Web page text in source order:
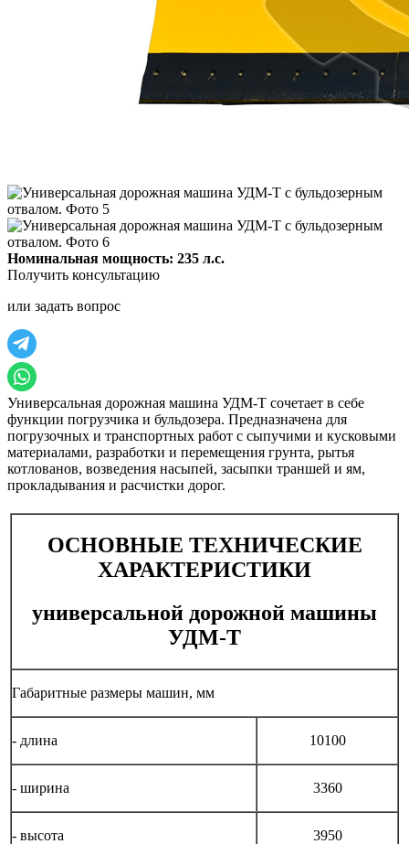
Номинальная мощность: 235 л.с.
Получить консультацию
или задать вопрос
Универсальная дорожная машина УДМ-Т сочетает в себе
функции погрузчика и бульдозера. Предназначена для
погрузочных и транспортных работ с сыпучими и кусковыми
материалами, разработки и перемещения грунта, рытья
котлованов, возведения насыпей, засыпки траншей и ям,
прокладывания и расчистки дорог.
ОСНОВНЫЕ ТЕХНИЧЕСКИЕ
ХАРАКТЕРИСТИКИ
универсальной дорожной машины
УДМ-Т
Габаритные размеры машин, мм
- длина 10100
- ширина 3360
- высота 3950